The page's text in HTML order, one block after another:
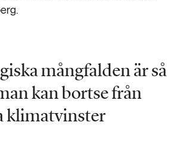
mångfalden är så
kan bortse från
klimatvinster